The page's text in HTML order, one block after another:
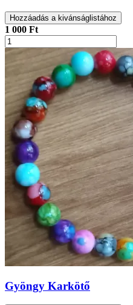
Hozzáadás a kivánságlistához
1 000 Ft
Gyöngy Karkötő